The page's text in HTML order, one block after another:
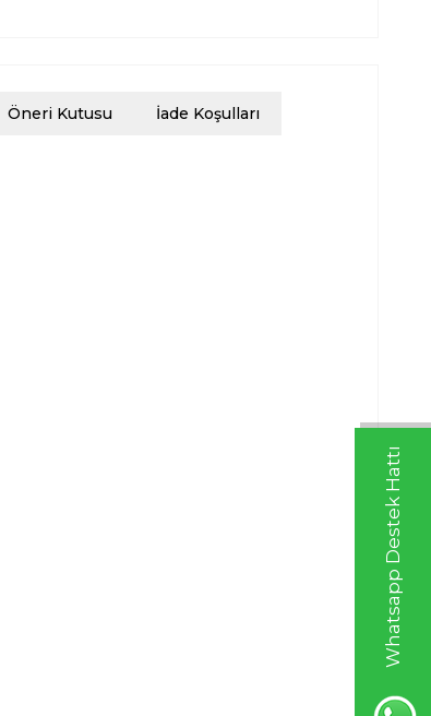
Whatsapp Destek Hattı
Öneri Kutusu İade Koşulları